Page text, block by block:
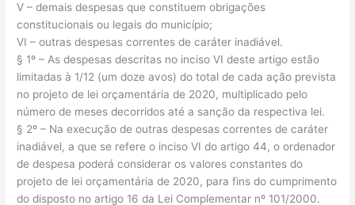
V – demais despesas que constituem obrigações
constitucionais ou legais do município;
VI – outras despesas correntes de caráter inadiável.
§ 1º – As despesas descritas no inciso VI deste artigo estão
limitadas à 1/12 (um doze avos) do total de cada ação prevista
no projeto de lei orçamentária de 2020, multiplicado pelo
número de meses decorridos até a sanção da respectiva lei.
§ 2º – Na execução de outras despesas correntes de caráter
inadiável, a que se refere o inciso VI do artigo 44, o ordenador
de despesa poderá considerar os valores constantes do
projeto de lei orçamentária de 2020, para fins do cumprimento
do disposto no artigo 16 da Lei Complementar nº 101/2000.